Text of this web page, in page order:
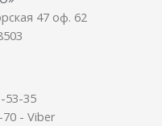
47 оф. 62
53-35
70 - Viber